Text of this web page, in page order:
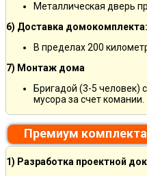
Металлическая дверь
6) Доставка домокомплекта:
В пределах 200
7) Монтаж дома
Бригадой (3-5 человек)
мусора за счет комании.
Премиум
1) Разработка проектной